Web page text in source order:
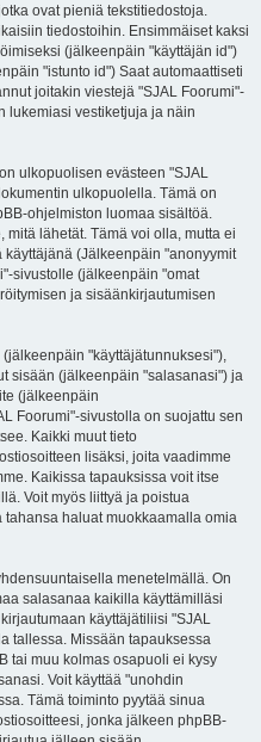
ovat pieniä tekstitiedostoja.
tiedostoihin. Ensimmäiset kaksi
(jälkeenpäin "käyttäjän id")
"istunto id") Saat automaattiseti
joitakin viestejä "SJAL Foorumi"-
lukemiasi vestiketjuja ja näin
ulkopuolisen evästeen "SJAL
ulkopuolella. Tämä on
ohjelmiston luomaa sisältöä.
lähetät. Tämä voi olla, mutta ei
(Jälkeenpäin "anonyymit
sivustolle (jälkeenpäin "omat
ja sisäänkirjautumisen
"käyttäjätunnuksesi"),
sisään (jälkeenpäin "salasanasi") ja
(jälkeenpäin
Foorumi"-sivustolla on suojattu sen
Kaikki muut tieto
lisäksi, joita vaadimme
Kaikissa tapauksissa voit itse
Voit myös liittyä ja poistua
tahansa haluat muokkaamalla omia
menetelmällä. On
salasanaa kaikilla käyttämilläsi
käyttäjätiliisi "SJAL
tallessa. Missään tapauksessa
tai muu kolmas osapuoli ei kysy
Voit käyttää "unohdin
Tämä toiminto pyytää sinua
jonka jälkeen phpBB-